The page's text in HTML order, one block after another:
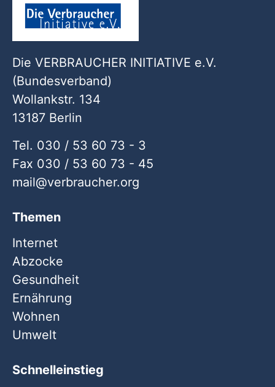
Die VERBRAUCHER INITIATIVE e.V.
(Bundesverband)
Wollankstr. 134
13187 Berlin
Tel. 030 / 53 60 73 - 3
Fax 030 / 53 60 73 - 45
mail
verbraucher org
Themen
Internet
Abzocke
Gesundheit
Ernährung
Wohnen
Umwelt
Schnelleinstieg